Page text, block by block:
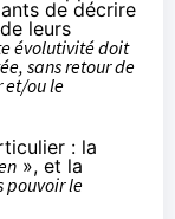
de décrire
leurs
évolutivité doit
sans retour de
et/ou le
: la
», et la
pouvoir le